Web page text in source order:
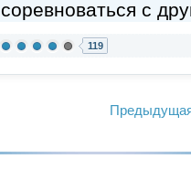
соревноваться с
119